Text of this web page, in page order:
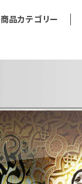
商品カテゴリー